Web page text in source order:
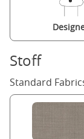
Stoff
Standard